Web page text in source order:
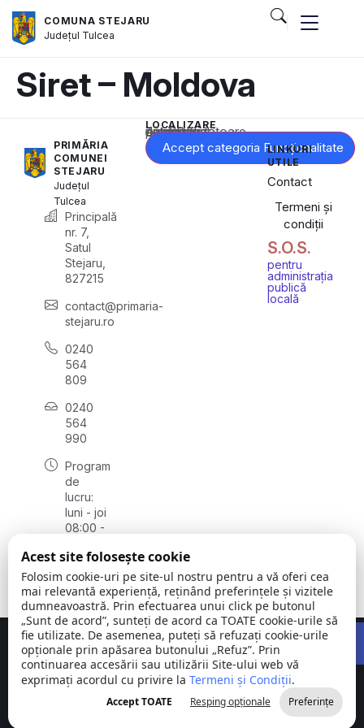
COMUNA STEJARU
Județul Tulcea
Siret – Moldova
PRIMĂRIA
COMUNEI
STEJARU
Județul
Tulcea
Principală
nr. 7,
Satul
Stejaru,
827215
contact@primaria-
stejaru.ro
0240
564
809
0240
564
990
Program
de
lucru:
luni - joi
08:00 -
vineri
08:00 -
14:00
LOCALIZARE
Acest conținut este blocat până când acceptați categoria corespunzătoare de cookie-uri.
Accept categoria Funcționalitate
LINKURI
UTILE
Contact
Termeni și
condiții
S.O.S.
pentru
administrația
publică
locală
Comuna
Stejaru |
județul Tulcea
©
2026
Toate
drepturile
rezervate
Concept realizat deBig Media Relații Publice SRL
Acest site folosește cookie
Folosim cookie-uri pe site-ul nostru pentru a vă oferi cea
mai relevantă experiență, reținând preferințele și vizitele
dumneavoastră. Prin efectuarea unui click pe butonul
„Sunt de acord”, sunteți de acord ca TOATE cookie-urile să
fie utilizate. De asemenea, puteți să refuzați cookie-urile
opționale prin apăsarea butonului „Refuz”. Prin
continuarea accesării sau utilizării Site-ului web vă
exprimați acordul cu privire la Termeni și Condiții.
Accept TOATE Resping opționale Preferințe